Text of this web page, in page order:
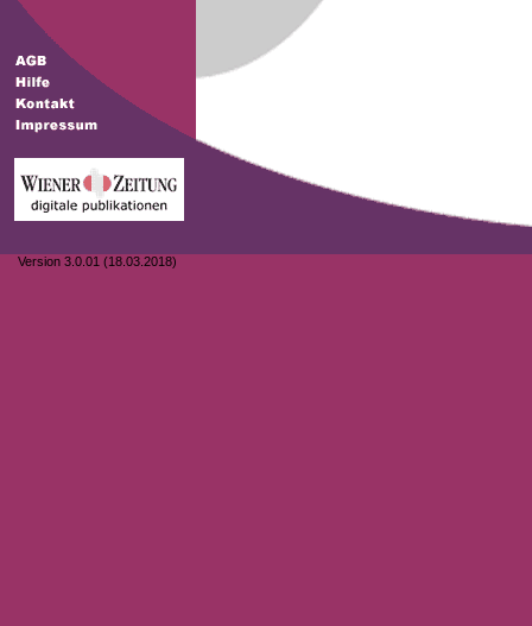
Version 3.0.01 (18.03.2018)